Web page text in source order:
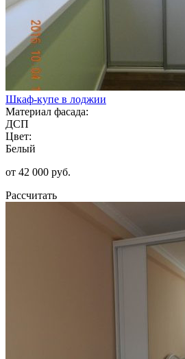
Шкаф-купе в лоджии
Материал фасада:
ДСП
Цвет:
Белый
от 42 000 руб.
Рассчитать